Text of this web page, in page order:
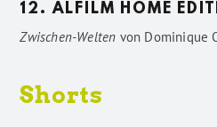
12. ALFILM HOME
Zwischen-Welten von Dominique
Shorts